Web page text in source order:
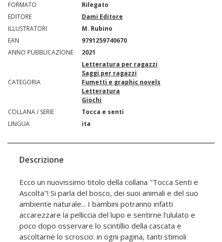
FORMATO
Rilegato
EDITORE
Dami Editore
ILLUSTRATORI
M. Rubino
EAN
9791259740670
ANNO PUBBLICAZIONE
2021
CATEGORIA
Letteratura per ragazzi
Saggi per ragazzi
Fumetti e graphic novels
Letteratura
Giochi
COLLANA / SERIE
Tocca e senti
LINGUA
ita
Descrizione
Ecco un nuovissimo titolo della collana ''Tocca Senti e
Ascolta''! Si parla del bosco, dei suoi animali e del suo
ambiente naturale... I bambini potranno infatti
accarezzare la pelliccia del lupo e sentirne l'ululato e
poco dopo osservare lo scintillio della cascata e
ascoltarne lo scroscio: in ogni pagina, tanti stimoli